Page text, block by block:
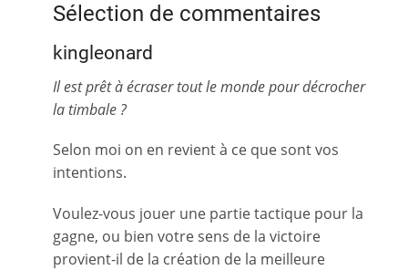
Sélection de commentaires
kingleonard
Il est prêt à écraser tout le monde pour décrocher
la timbale ?
Selon moi on en revient à ce que sont vos
intentions.
Voulez-vous jouer une partie tactique pour la
gagne, ou bien votre sens de la victoire
provient-il de la création de la meilleure